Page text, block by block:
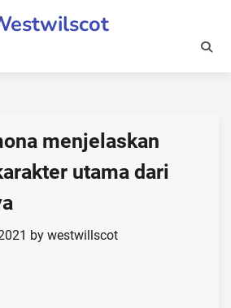
menjelaskan
utama dari
by westwillscot